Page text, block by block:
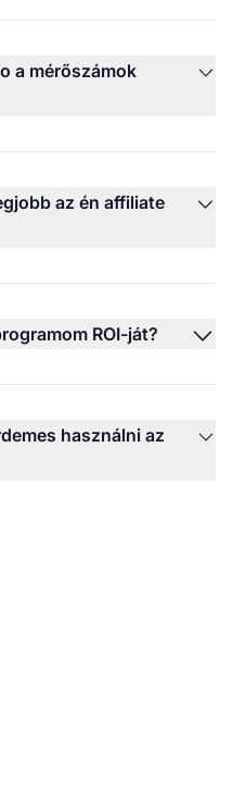
a mérőszámok
az én affiliate
ROI-ját?
használni az